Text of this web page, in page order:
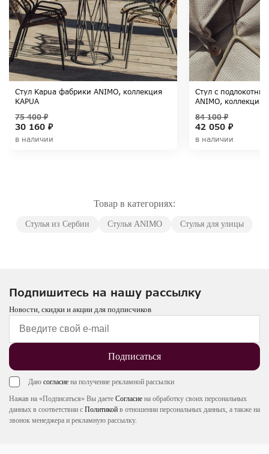
Стул Kapua фабрики ANIMO, коллекция
KAPUA
30 160 ₽
75 400 ₽
в наличии
Стул с
ANIMO, коллекция
42 050 ₽
84 100 ₽
в наличии
Товар в категориях:
Стулья из Сербии Стулья ANIMO Стулья для улицы
Подпишитесь на нашу рассылку
Новости, скидки и акции для подписчиков
Подписаться
Даю согласие на получение рекламной рассылки
Нажав на «Подписаться» Вы даете Согласие на обработку своих персональных
данных в соответствии с Политикой в отношении персональных данных, а также на
звонок менеджера и рекламную рассылку.